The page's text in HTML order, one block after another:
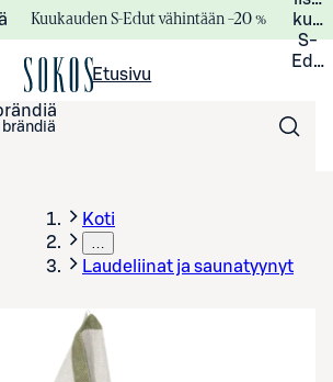
Kuukauden S-Edut vähintään –20 %
S-
Etusivu
Koti
…
Laudeliinat ja saunatyynyt